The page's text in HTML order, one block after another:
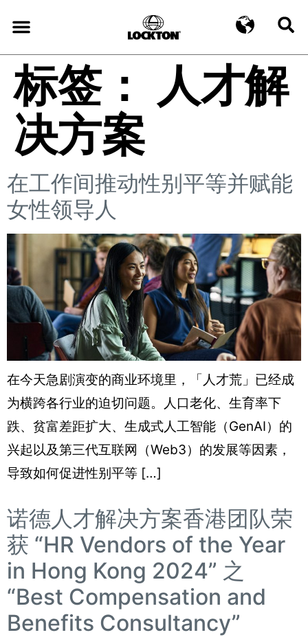
标签：
人才解
决方案
在工作间推动性别平等并赋能
女性领导人
在今天急剧演变的商业环境里，「人才荒」已经成
为横跨各行业的迫切问题。人口老化、生育率下
跌、贫富差距扩大、生成式人工智能（GenAI）的
兴起以及第三代互联网（Web3）的发展等因素，
导致如何促进性别平等 […]
诺德人才解决方案香港团队荣
获 “HR Vendors of the Year
in Hong Kong 2024” 之
“Best Compensation and
Benefits Consultancy”